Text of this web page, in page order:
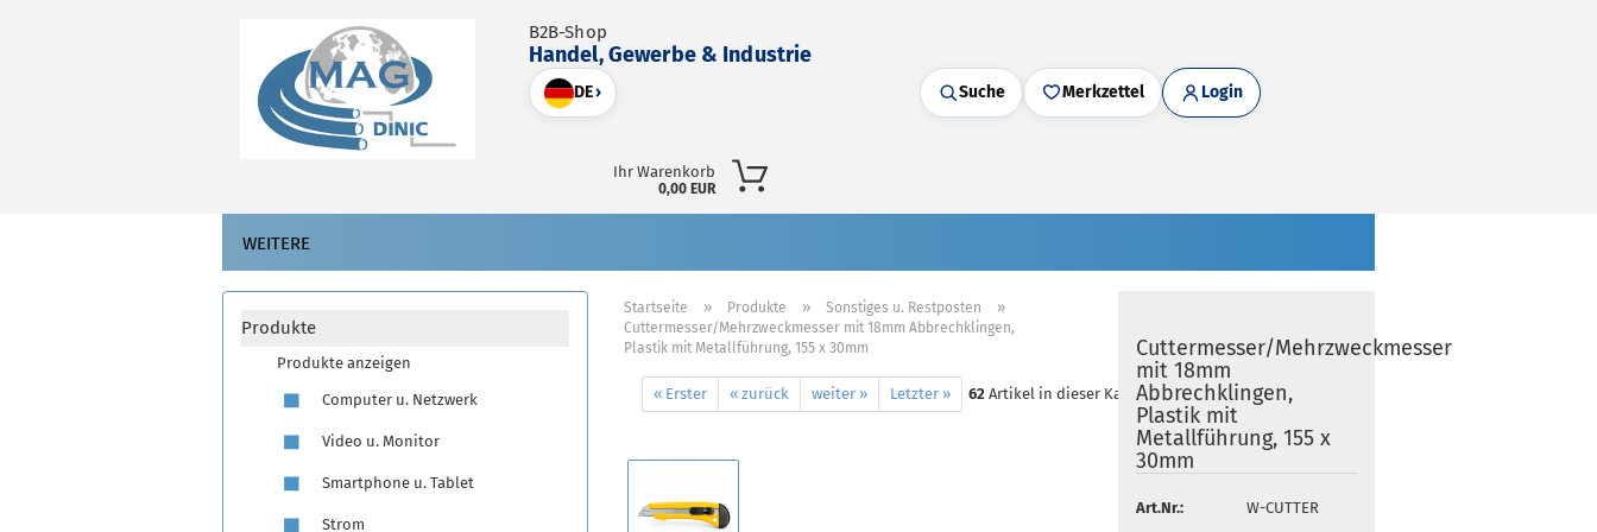
B2B-Shop
Handel, Gewerbe & Industrie
DE› Suche Merkzettel Login
Ihr Warenkorb
0,00 EUR
WEITERE
Startseite » Produkte » Sonstiges u. Restposten »
Cuttermesser/Mehrzweckmesser mit 18mm Abbrechklingen,
Plastik mit Metallführung, 155 x 30mm
« Erster « zurück weiter » Letzter » 62 Artikel in dieser Kategorie
Cuttermesser/Mehrzweckmesser
mit 18mm
Abbrechklingen,
Plastik mit
Metallführung, 155 x
30mm
Art.Nr.:
W-CUTTER
Produkte
Produkte anzeigen
Computer u. Netzwerk
Video u. Monitor
Smartphone u. Tablet
Strom